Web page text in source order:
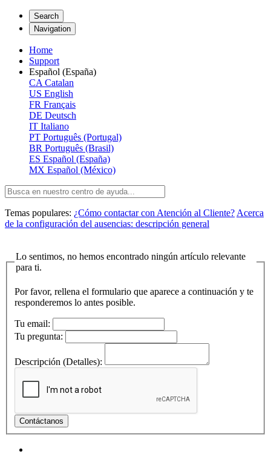
Search
Navigation
Home
Support
Español (España)
CA Catalan
US English
FR Français
DE Deutsch
IT Italiano
PT Português (Portugal)
BR Português (Brasil)
ES Español (España)
MX Español (México)
Temas populares: ¿Cómo contactar con Atención al Cliente? Acerca
de la configuración del ausencias: descripción general
Lo sentimos, no hemos encontrado ningún artículo relevante
para ti.
Por favor, rellena el formulario que aparece a continuación y te
responderemos lo antes posible.
Tu email:
Tu pregunta:
Descripción (Detalles):